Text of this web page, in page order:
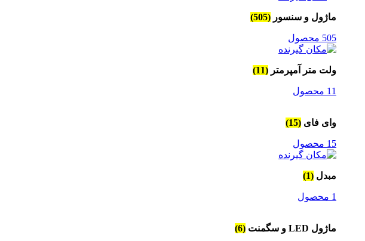
بود. ماژول و سنسور (505)
505 محصول
ولت متر آمپرمتر (11)
11 محصول
وای فای (15)
15 محصول
مبدل (1)
1 محصول
ماژول LED و سگمنت (6)